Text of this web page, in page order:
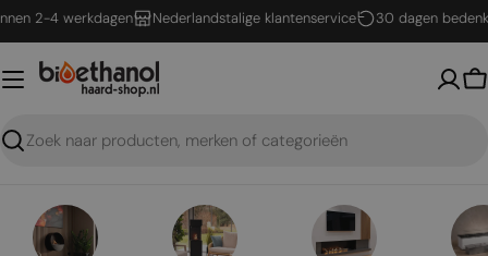
Ga
naar
inhoud
4 werkdagen Nederlandstalige klantenservice 30 dagen bedenktijd
Zoeken